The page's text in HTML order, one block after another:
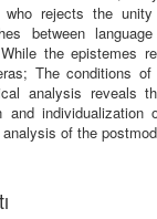
who rejects the
between
the epistemes
The conditions
analysis reveals
and
of the